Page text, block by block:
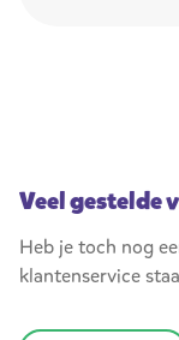
Veel gestelde
Heb je toch nog
klantenservice